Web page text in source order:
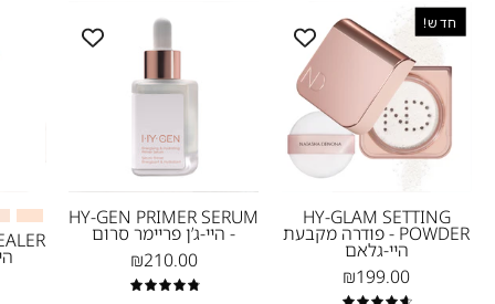
HY-
GLAM
POWDER
-
נטאשה
דנונה
מייקאפ
חדש!
HY-GLAM SETTING
POWDER - פודרה מקבעת
היי-גלאם
₪199.00
HY-
GEN
SERUM
היי-ג’ן
פריימר
סרום
-
נטאשה
דנונה
HY-GEN PRIMER SERUM
- היי-ג’ן פריימר סרום
₪210.00